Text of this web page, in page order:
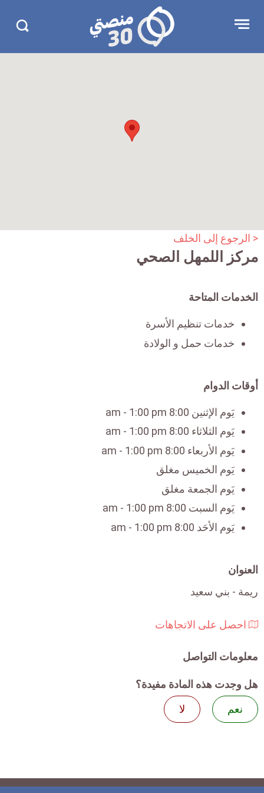
الإعلان
منصتي
30
< الرجوع إلى الخلف
مركز اللمهل الصحي
الخدمات المتاحة
خدمات تنظيم الأسرة
خدمات حمل و الولادة
أوقات الدوام
يَوم الإثنين 8:00 am - 1:00 pm
يَوم الثلاثاء 8:00 am - 1:00 pm
يَوم الأربعاء 8:00 am - 1:00 pm
يَوم الخميس مغلق
يَوم الجمعة مغلق
يَوم السبت 8:00 am - 1:00 pm
يَوم الأحَد 8:00 am - 1:00 pm
العنوان
ريمة - بني سعيد
احصل على الاتجاهات
معلومات التواصل
هل وجدت هذه المادة مفيدة؟
نعم
لا